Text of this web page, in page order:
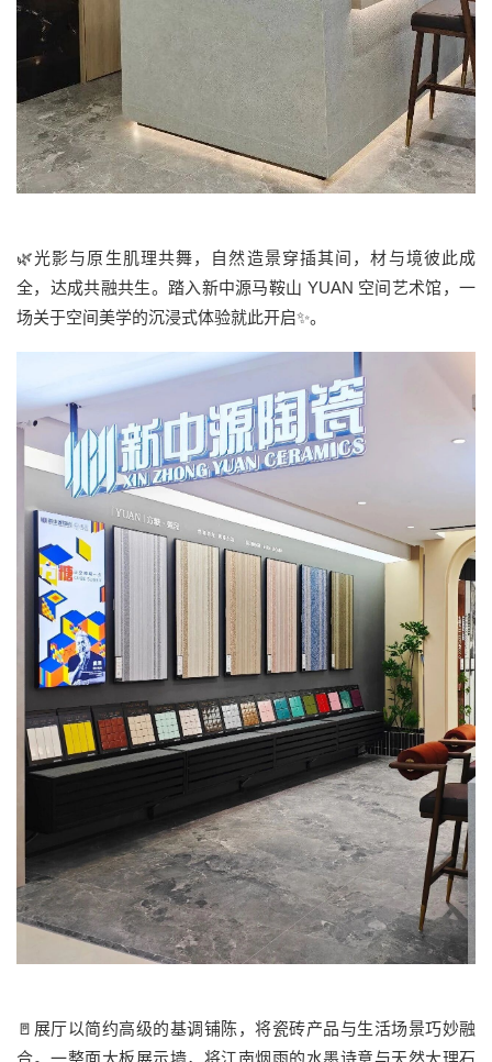
🌿光影与原生肌理共舞，自然造景穿插其间，材与境彼此成
全，达成共融共生。踏入新中源马鞍山 YUAN 空间艺术馆，一
场关于空间美学的沉浸式体验就此开启✨。
🚪展厅以简约高级的基调铺陈，将瓷砖产品与生活场景巧妙融